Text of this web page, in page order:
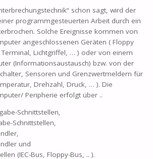
schon sagt, wird der
programmgesteuerten Arbeit durch ein
Solche Ereignisse kommen von
angeschlossenen Geräten ( Floppy
Lichtgriffel, … ) oder von einem
(Informationsaustausch) bzw. von der
Sensoren und Grenzwertmeldern für
Drehzahl, Druck, … ). Die
Peripherie erfolgt über ..
Schnittstellen,
Schnittstellen,
und
(IEC-Bus, Floppy-Bus, .. ).